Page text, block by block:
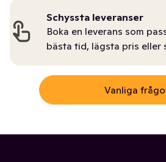
Schyssta leveranser
Boka en leverans som
bästa tid, lägsta pris eller
Vanliga